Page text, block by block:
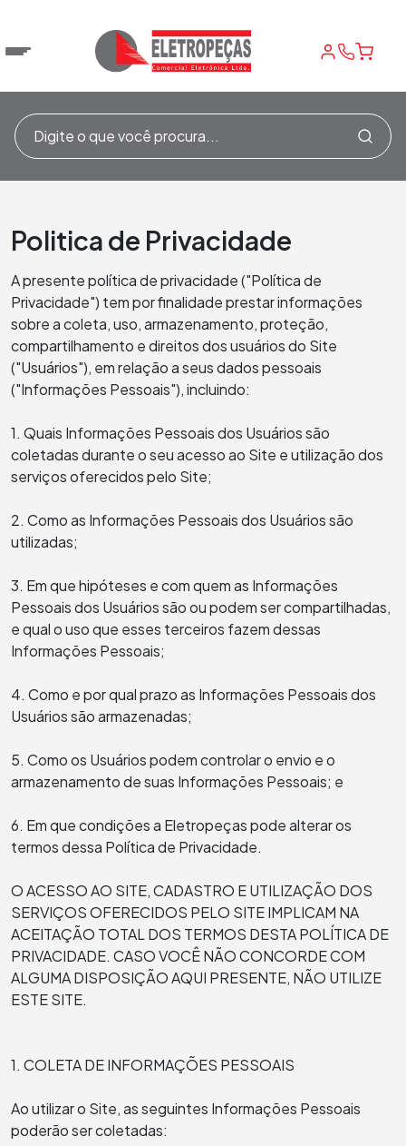
Politica de Privacidade
A presente política de privacidade ("Política de
Privacidade") tem por finalidade prestar informações
sobre a coleta, uso, armazenamento, proteção,
compartilhamento e direitos dos usuários do Site
("Usuários"), em relação a seus dados pessoais
("Informações Pessoais"), incluindo:
1. Quais Informações Pessoais dos Usuários são
coletadas durante o seu acesso ao Site e utilização dos
serviços oferecidos pelo Site;
2. Como as Informações Pessoais dos Usuários são
utilizadas;
3. Em que hipóteses e com quem as Informações
Pessoais dos Usuários são ou podem ser compartilhadas,
e qual o uso que esses terceiros fazem dessas
Informações Pessoais;
4. Como e por qual prazo as Informações Pessoais dos
Usuários são armazenadas;
5. Como os Usuários podem controlar o envio e o
armazenamento de suas Informações Pessoais; e
6. Em que condições a Eletropeças pode alterar os
termos dessa Política de Privacidade.
O ACESSO AO SITE, CADASTRO E UTILIZAÇÃO DOS
SERVIÇOS OFERECIDOS PELO SITE IMPLICAM NA
ACEITAÇÃO TOTAL DOS TERMOS DESTA POLÍTICA DE
PRIVACIDADE. CASO VOCÊ NÃO CONCORDE COM
ALGUMA DISPOSIÇÃO AQUI PRESENTE, NÃO UTILIZE
ESTE SITE.
1. COLETA DE INFORMAÇÕES PESSOAIS
Ao utilizar o Site, as seguintes Informações Pessoais
poderão ser coletadas: